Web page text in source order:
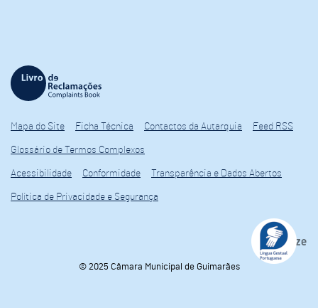
Mapa do Site Ficha Técnica Contactos da Autarquia Feed RSS
Glossário de Termos Complexos
Acessibilidade Conformidade Transparência e Dados Abertos
Política de Privacidade e Segurança
© 2025 Câmara Municipal de Guimarães